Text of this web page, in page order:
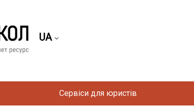
UA
Сервіси для юристів